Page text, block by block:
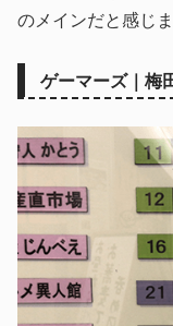
のメインだと感じま
ゲーマーズ｜梅